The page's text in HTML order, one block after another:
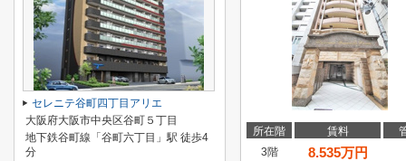
所在階 賃料
3階
8.535万円
セレニテ谷町四丁目アリエ
大阪府大阪市中央区谷町５丁目
地下鉄谷町線「谷町六丁目」駅 徒歩4
分